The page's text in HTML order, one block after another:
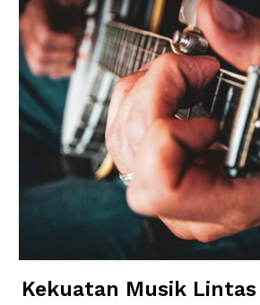
Kekuatan Musik Lintas